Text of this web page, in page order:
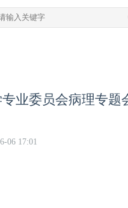
业委员会病理专题
06 17:01